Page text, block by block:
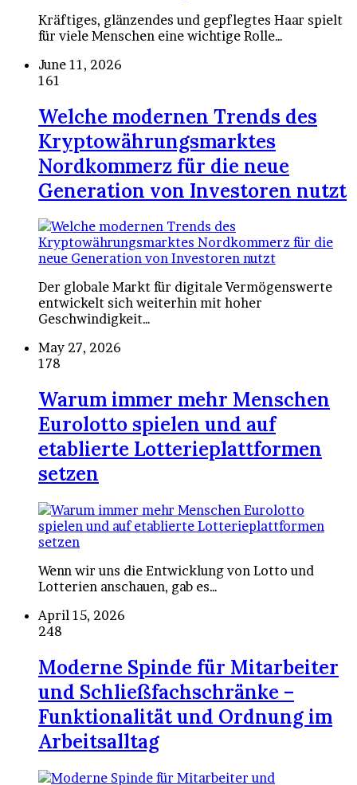
Kräftiges, glänzendes und gepflegtes Haar spielt
für viele Menschen eine wichtige Rolle…
June 11, 2026
161
Welche modernen Trends des
Kryptowährungsmarktes
Nordkommerz für die neue
Generation von Investoren nutzt
Der globale Markt für digitale Vermögenswerte
entwickelt sich weiterhin mit hoher
Geschwindigkeit…
May 27, 2026
178
Warum immer mehr Menschen
Eurolotto spielen und auf
etablierte Lotterieplattformen
setzen
Wenn wir uns die Entwicklung von Lotto und
Lotterien anschauen, gab es…
April 15, 2026
248
Moderne Spinde für Mitarbeiter
und Schließfachschränke –
Funktionalität und Ordnung im
Arbeitsalltag